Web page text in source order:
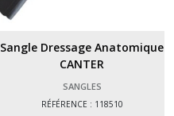
Sangle Dressage Anatomique
CANTER
SANGLES
RÉFÉRENCE : 118510